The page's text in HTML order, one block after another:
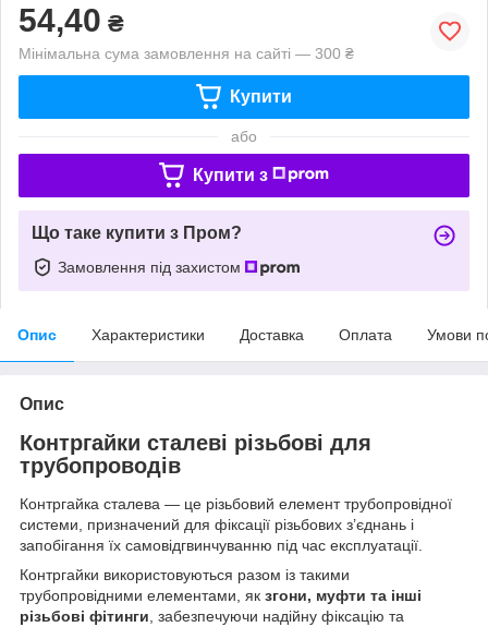
54,40 ₴
Мінімальна сума замовлення на сайті — 300 ₴
Купити
або
Купити з
Що таке купити з Пром?
Замовлення під захистом
Опис Характеристики Доставка Оплата Умови
Опис
Контргайки сталеві різьбові для
трубопроводів
Контргайка сталева — це різьбовий елемент трубопровідної
системи, призначений для фіксації різьбових з’єднань і
запобігання їх самовідгвинчуванню під час експлуатації.
Контргайки використовуються разом із такими
трубопровідними елементами, як згони, муфти та інші
різьбові фітинги, забезпечуючи надійну фіксацію та